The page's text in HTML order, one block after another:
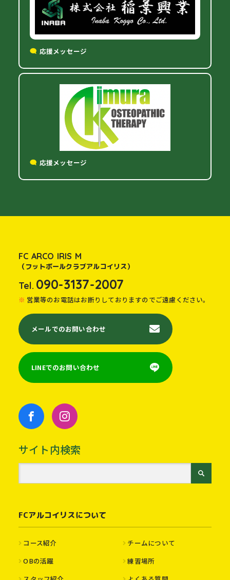
応援メッセージ
応援メッセージ
FC ARCO IRIS M
（フットボールクラブアルコイリス）
Tel. 090-3137-2007
営業等のお電話はお断りしておりますのでご遠慮ください。
メールでのお問い合わせ
LINEでのお問い合わせ
サイト内検索
FCアルコイリスについて
コース紹介
チームについて
OBの活躍
練習場所